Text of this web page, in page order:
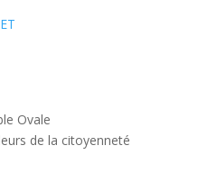
Ovale
de la citoyenneté